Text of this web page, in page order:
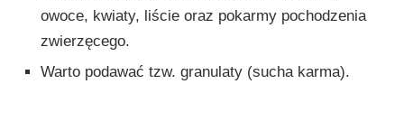
owoce, kwiaty, liście oraz pokarmy pochodzenia
zwierzęcego.
Warto podawać tzw. granulaty (sucha karma).